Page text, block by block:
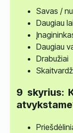
Savas /
Daugiau
Daugiau
Drabužiai
9 skyrius: